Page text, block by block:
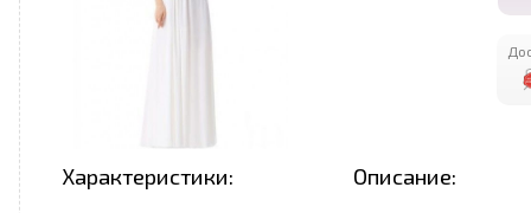
Характеристики: Описание: